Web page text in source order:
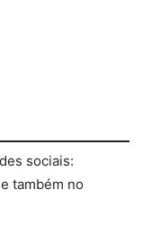
sociais:
e também no